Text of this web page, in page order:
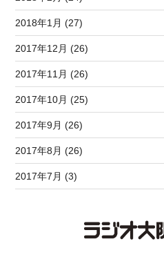
2018年1月 (27)
2017年12月 (26)
2017年11月 (26)
2017年10月 (25)
2017年9月 (26)
2017年8月 (26)
2017年7月 (3)